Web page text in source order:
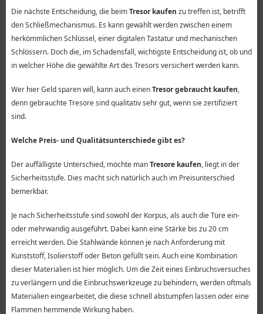
Die nächste Entscheidung, die beimTresor kaufen zu treffen ist, betrifft
den Schließmechanismus. Es kann gewählt werden zwischen einem
herkömmlichen Schlüssel, einer digitalen Tastatur und mechanischen
Schlössern. Doch die, im Schadensfall, wichtigste Entscheidung ist, ob und
in welcher Höhe die gewählte Art des Tresors versichert werden kann.
Wer hier Geld sparen will, kann auch einenTresor gebraucht kaufen,
denn gebrauchte Tresore sind qualitativ sehr gut, wenn sie zertifiziert
sind.
Welche Preis- und Qualitätsunterschiede gibt es?
Der auffälligste Unterschied, möchte manTresore kaufen, liegt in der
Sicherheitsstufe. Dies macht sich natürlich auch im Preisunterschied
bemerkbar.
Je nach Sicherheitsstufe sind sowohl der Korpus, als auch die Türe ein-
oder mehrwandig ausgeführt. Dabei kann eine Stärke bis zu 20 cm
erreicht werden. Die Stahlwände können je nach Anforderung mit
Kunststoff, Isolierstoff oder Beton gefüllt sein. Auch eine Kombination
dieser Materialien ist hier möglich. Um die Zeit eines Einbruchsversuches
zu verlängern und die Einbruchswerkzeuge zu behindern, werden oftmals
Materialien eingearbeitet, die diese schnell abstumpfen lassen oder eine
Flammen hemmende Wirkung haben.